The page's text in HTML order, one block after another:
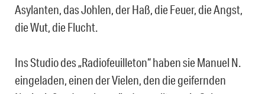
Asylanten, das Johlen, der Haß, die Feuer, die Angst,
die Wut, die Flucht.
Ins Studio des „Radiofeuilleton“ haben sie Manuel N.
eingeladen, einen der Vielen, den die geifernden